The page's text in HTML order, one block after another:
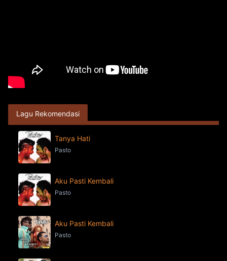
Lagu Rekomendasi
Tanya Hati
Pasto
Aku Pasti Kembali
Pasto
Aku Pasti Kembali
Pasto